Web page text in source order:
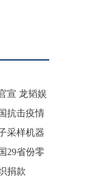
宣 龙韬娱
抗击疫情
采样机器
29省份零
捐款